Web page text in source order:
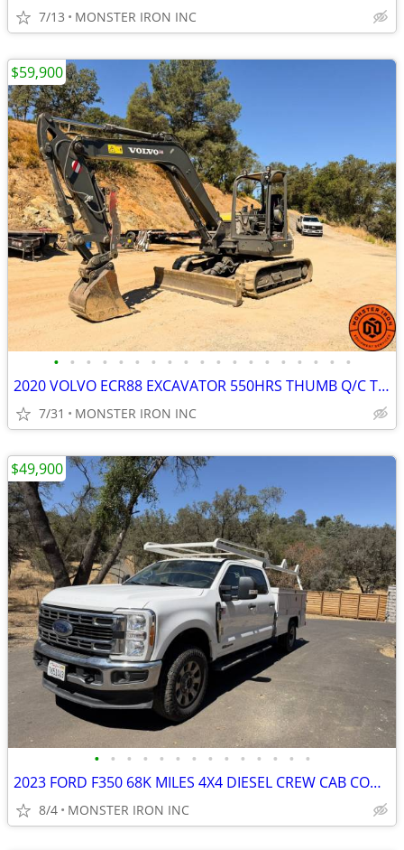
7/13 MONSTER IRON INC
• • • • • • • • • • • • • • • • • • •
2020 VOLVO ECR88 EXCAVATOR 550HRS THUMB Q/C TIER 4 OROPS
7/31 MONSTER IRON INC
$59,900
• • • • • • • • • • • • • •
2023 FORD F350 68K MILES 4X4 DIESEL CREW CAB CONTRACTOR BODY
8/4 MONSTER IRON INC
$49,900